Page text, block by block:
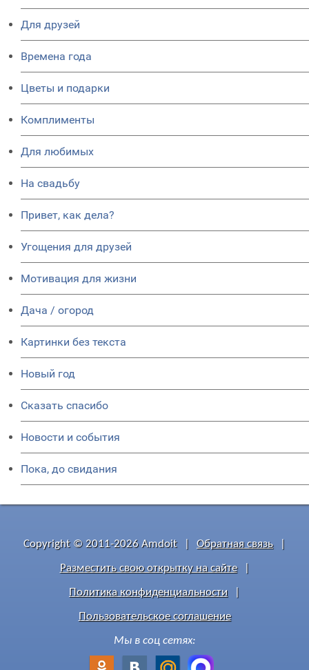
Для друзей
Времена года
Цветы и подарки
Комплименты
Для любимых
На свадьбу
Привет, как дела?
Угощения для друзей
Мотивация для жизни
Дача / огород
Картинки без текста
Новый год
Сказать спасибо
Новости и события
Пока, до свидания
Copyright © 2011-2026 Amdoit Обратная связь
Разместить свою открытку на сайте
Политика конфиденциальности
Пользовательское соглашение
Мы в соц сетях: